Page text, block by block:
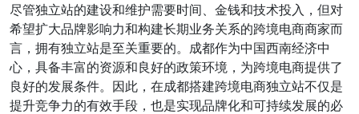
尽管独立站的建设和维护需要时间、金钱和技术投入，但对
希望扩大品牌影响力和构建长期业务关系的跨境电商商家而
言，拥有独立站是至关重要的。成都作为中国西南经济中
心，具备丰富的资源和良好的政策环境，为跨境电商提供了
良好的发展条件。因此，在成都搭建跨境电商独立站不仅是
提升竞争力的有效手段，也是实现品牌化和可持续发展的必